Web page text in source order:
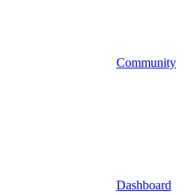
Community
Dashboard